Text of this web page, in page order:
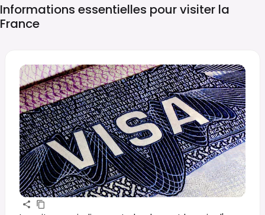
Informations essentielles pour visiter la
France